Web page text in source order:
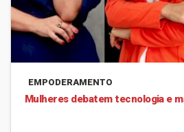
EMPODERAMENTO
Mulheres debatem tecnologia e